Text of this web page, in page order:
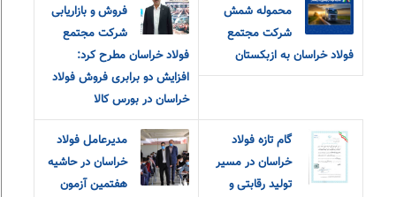
محموله شمش
شرکت مجتمع
فولاد خراسان به ازبکستان
فروش و بازاریابی
شرکت مجتمع
فولاد خراسان مطرح کرد:
افزایش دو برابری فروش فولاد
خراسان در بورس کالا
گام تازه فولاد
خراسان در مسیر
تولید رقابتی و
مدیرعامل فولاد
خراسان در حاشیه
هفتمین آزمون